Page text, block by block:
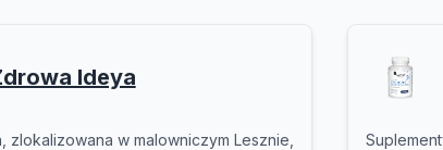
Ideya
zlokalizowana w malowniczym Lesznie,